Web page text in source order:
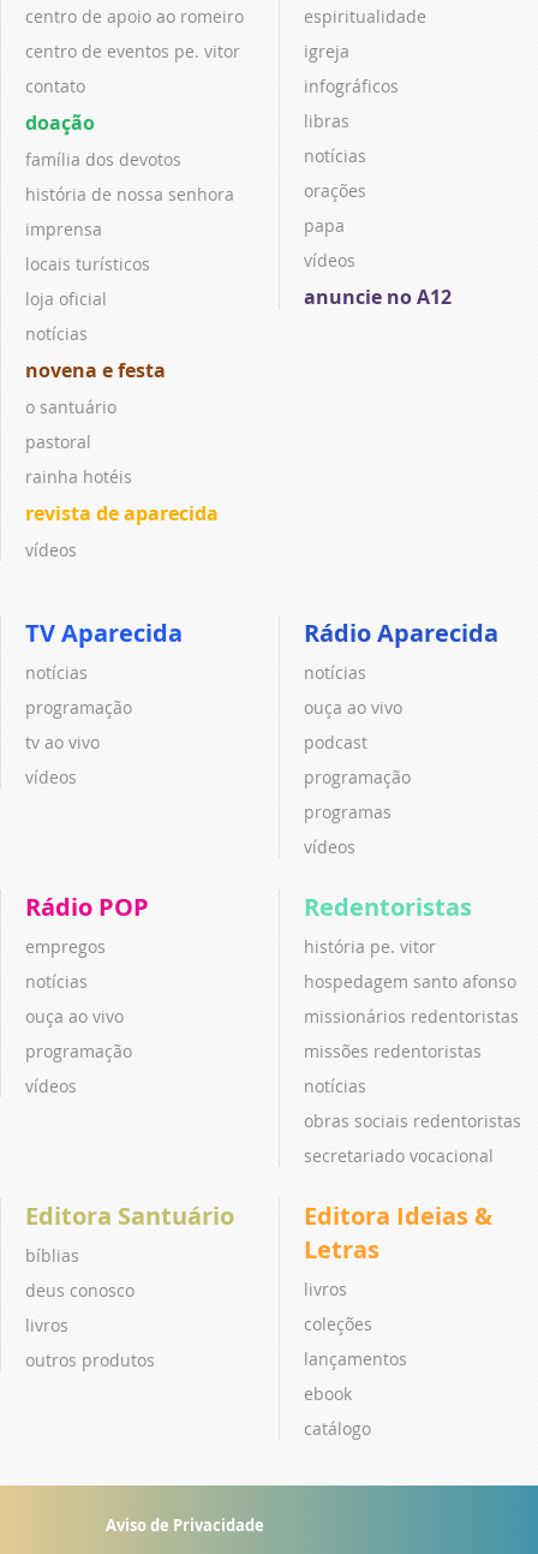
centro de apoio ao romeiro
centro de eventos pe. vitor
contato
doação
família dos devotos
história de nossa senhora
imprensa
locais turísticos
loja oficial
notícias
novena e festa
o santuário
pastoral
rainha hotéis
revista de aparecida
vídeos
espiritualidade
igreja
infográficos
libras
notícias
orações
papa
vídeos
anuncie no A12
TV Aparecida
notícias
programação
tv ao vivo
vídeos
Rádio Aparecida
notícias
ouça ao vivo
podcast
programação
programas
vídeos
Rádio POP
empregos
notícias
ouça ao vivo
programação
vídeos
Redentoristas
história pe. vitor
hospedagem santo afonso
missionários redentoristas
missões redentoristas
notícias
obras sociais redentoristas
secretariado vocacional
Editora Santuário
bíblias
deus conosco
livros
outros produtos
Editora Ideias &
Letras
livros
coleções
lançamentos
ebook
catálogo
Aviso de Privacidade